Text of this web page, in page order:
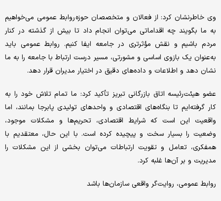
وی خاطرنشان کرد: از فعالان و متخصصان حوزه‌ روابط عمومی می‌خواهیم
به ما بگویند چه اقداماتی می‌توان انجام داد تا بیش از گذشته در کنار
مردم باشیم و نقش مؤثرتری در جامعه ایفا کنیم. روابط عمومی باید
به‌عنوان یک بازوی اساسی و مشورتی، مسیر درست ارتباط با جامعه را به ما
نشان دهد و اطلاعات و داده‌های دقیق در اختیار مدیران قرار دهد.
عضو هیئت‌رئیسه اتاق بازرگانی تبریز تأکید کرد: ما تمام تلاش خود را به
کار گرفته‌ایم تا بنگاه‌های اقتصادی و واحدهای تولیدی پابرجا بمانند، اما
واقعیت این است که شرایط اقتصادی، تحریم‌ها و مشکلات موجود،
وضعیت را بسیار سخت و پیچیده کرده است. با این حال، معتقدیم با
همفکری، تعامل و تقویت ارتباطات می‌توان بخشی از این مشکلات را
مدیریت و بر آن‌ها غلبه کرد.
روابط عمومی، روایت‌گر واقعی سازمان‌ها باشد